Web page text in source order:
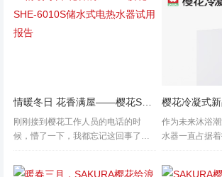
在哈尔滨举行。SAK...
子，本来在为
刚刚接到樱花工作人员的电话的时
候，懵了一下，我都忘记这回事了。
^ ^_^之前在“SAKURA樱花”公众号参
作为未来沐浴
水器一直占据
花12升冷凝式